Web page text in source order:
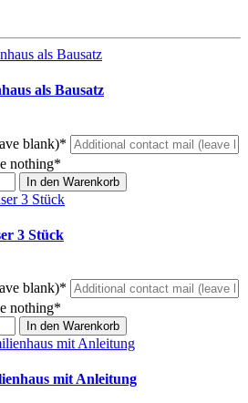
als Bausatz
blank)*
nothing*
In den Warenkorb
3 Stück
blank)*
nothing*
In den Warenkorb
mit Anleitung